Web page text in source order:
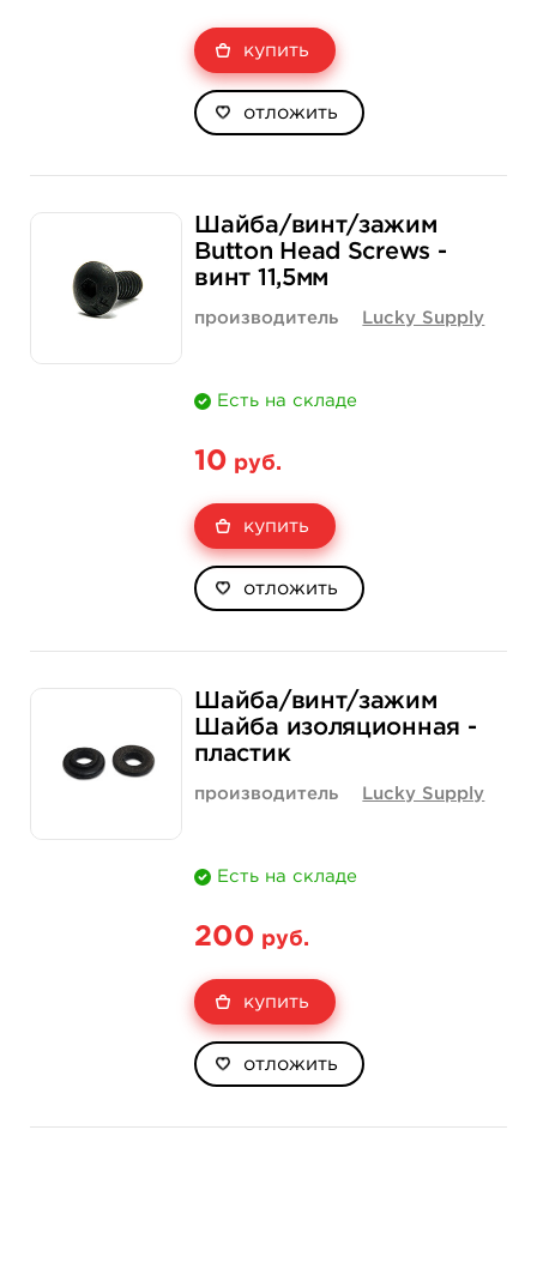
купить
отложить
Шайба/винт/зажим
Button Head Screws -
винт 11,5мм
производитель Lucky Supply
Есть на складе
10 руб.
купить
отложить
Шайба/винт/зажим
Шайба изоляционная -
пластик
производитель Lucky Supply
Есть на складе
200 руб.
купить
отложить